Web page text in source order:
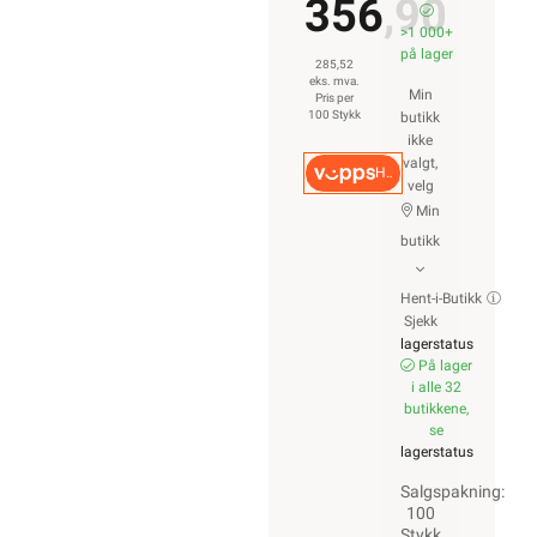
356,90
285,52
eks. mva.
Pris per
100 Stykk
Hurtigkasse
>1 000+
på lager
Min
butikk
ikke
valgt,
velg
Min
butikk
Hent-i-Butikk
Sjekk
lagerstatus
På lager
i alle 32
butikkene,
se
lagerstatus
Salgspakning:
100